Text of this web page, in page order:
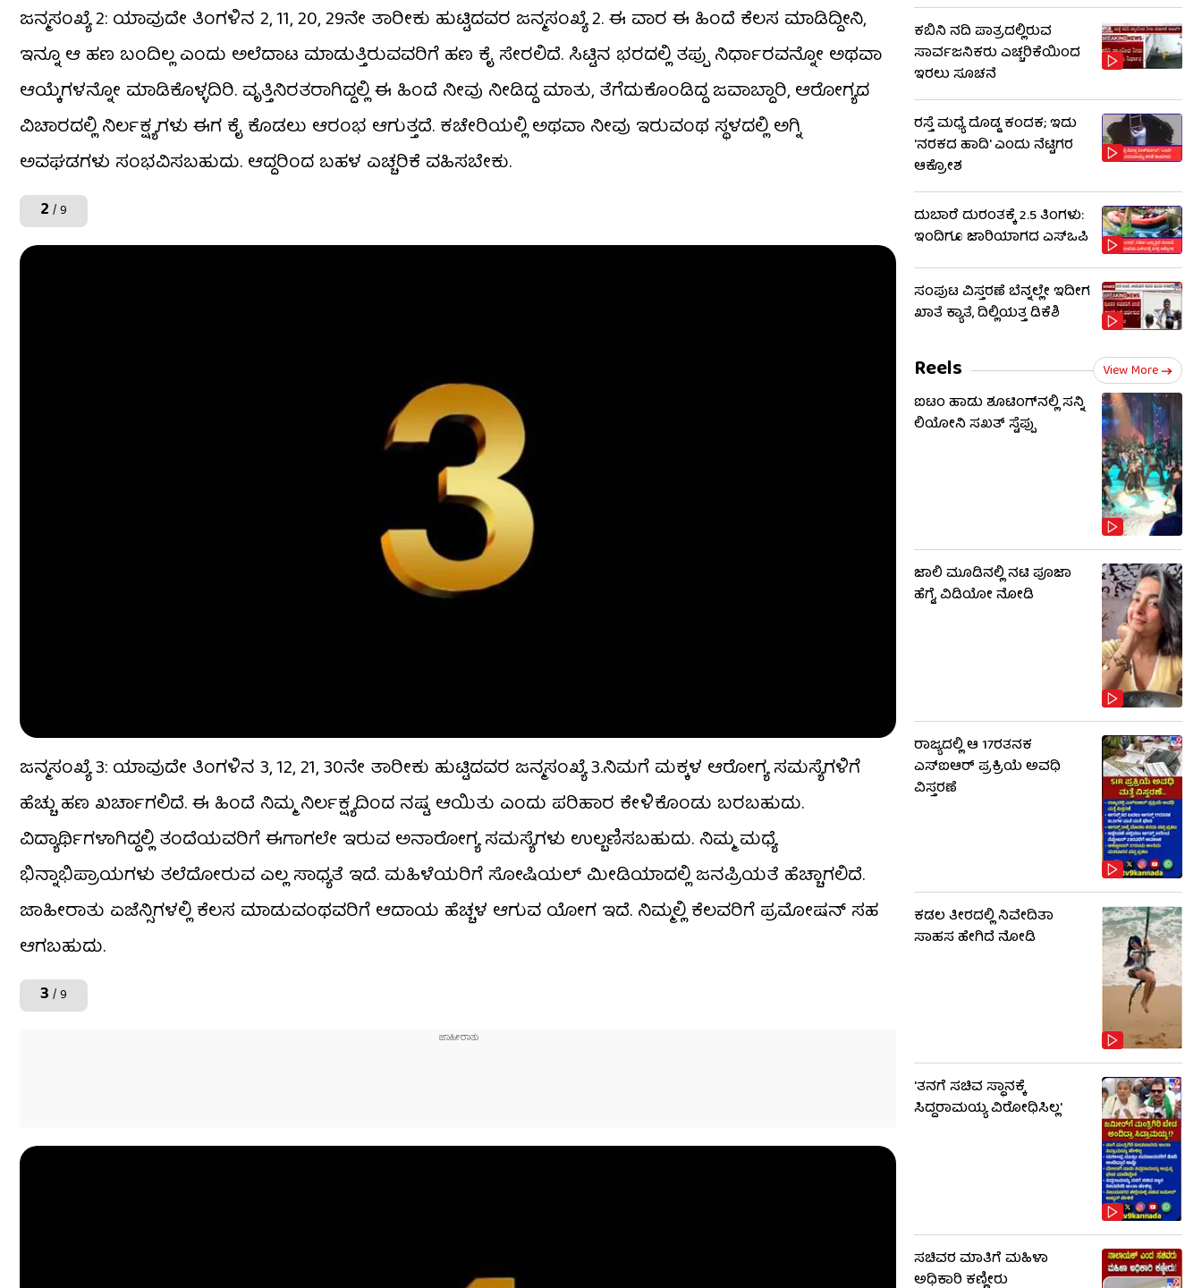
ಜನ್ಮಸಂಖ್ಯೆ 2: ಯಾವುದೇ ತಿಂಗಳಿನ 2, 11, 20, 29ನೇ ತಾರೀಕು ಹುಟ್ಟಿದವರ ಜನ್ಮಸಂಖ್ಯೆ 2. ಈ ವಾರ ಈ ಹಿಂದೆ ಕೆಲಸ ಮಾಡಿದ್ದೀನಿ,
ಇನ್ನೂ ಆ ಹಣ ಬಂದಿಲ್ಲ ಎಂದು ಅಲೆದಾಟ ಮಾಡುತ್ತಿರುವವರಿಗೆ ಹಣ ಕೈ ಸೇರಲಿದೆ. ಸಿಟ್ಟಿನ ಭರದಲ್ಲಿ ತಪ್ಪು ನಿರ್ಧಾರವನ್ನೋ ಅಥವಾ
ಆಯ್ಕೆಗಳನ್ನೋ ಮಾಡಿಕೊಳ್ಳದಿರಿ. ವೃತ್ತಿನಿರತರಾಗಿದ್ದಲ್ಲಿ ಈ ಹಿಂದೆ ನೀವು ನೀಡಿದ್ದ ಮಾತು, ತೆಗೆದುಕೊಂಡಿದ್ದ ಜವಾಬ್ದಾರಿ, ಆರೋಗ್ಯದ
ವಿಚಾರದಲ್ಲಿ ನಿರ್ಲಕ್ಷ್ಯಗಳು ಈಗ ಕೈ ಕೊಡಲು ಆರಂಭ ಆಗುತ್ತದೆ. ಕಚೇರಿಯಲ್ಲಿ ಅಥವಾ ನೀವು ಇರುವಂಥ ಸ್ಥಳದಲ್ಲಿ ಅಗ್ನಿ
ಅವಘಡಗಳು ಸಂಭವಿಸಬಹುದು. ಆದ್ದರಿಂದ ಬಹಳ ಎಚ್ಚರಿಕೆ ವಹಿಸಬೇಕು.
2 / 9
ಜನ್ಮಸಂಖ್ಯೆ 3: ಯಾವುದೇ ತಿಂಗಳಿನ 3, 12, 21, 30ನೇ ತಾರೀಕು ಹುಟ್ಟಿದವರ ಜನ್ಮಸಂಖ್ಯೆ 3.ನಿಮಗೆ ಮಕ್ಕಳ ಆರೋಗ್ಯ ಸಮಸ್ಯೆಗಳಿಗೆ
ಹೆಚ್ಚು ಹಣ ಖರ್ಚಾಗಲಿದೆ. ಈ ಹಿಂದೆ ನಿಮ್ಮ ನಿರ್ಲಕ್ಷ್ಯದಿಂದ ನಷ್ಟ ಆಯಿತು ಎಂದು ಪರಿಹಾರ ಕೇಳಿಕೊಂಡು ಬರಬಹುದು.
ವಿದ್ಯಾರ್ಥಿಗಳಾಗಿದ್ದಲ್ಲಿ ತಂದೆಯವರಿಗೆ ಈಗಾಗಲೇ ಇರುವ ಅನಾರೋಗ್ಯ ಸಮಸ್ಯೆಗಳು ಉಲ್ಬಣಿಸಬಹುದು. ನಿಮ್ಮ ಮಧ್ಯೆ
ಭಿನ್ನಾಭಿಪ್ರಾಯಗಳು ತಲೆದೋರುವ ಎಲ್ಲ ಸಾಧ್ಯತೆ ಇದೆ. ಮಹಿಳೆಯರಿಗೆ ಸೋಷಿಯಲ್ ಮೀಡಿಯಾದಲ್ಲಿ ಜನಪ್ರಿಯತೆ ಹೆಚ್ಚಾಗಲಿದೆ.
ಜಾಹೀರಾತು ಏಜೆನ್ಸಿಗಳಲ್ಲಿ ಕೆಲಸ ಮಾಡುವಂಥವರಿಗೆ ಆದಾಯ ಹೆಚ್ಚಳ ಆಗುವ ಯೋಗ ಇದೆ. ನಿಮ್ಮಲ್ಲಿ ಕೆಲವರಿಗೆ ಪ್ರಮೋಷನ್ ಸಹ
ಆಗಬಹುದು.
3 / 9
ಕಬಿನಿ ನದಿ ಪಾತ್ರದಲ್ಲಿರುವ
ಸಾರ್ವಜನಿಕರು ಎಚ್ಚರಿಕೆಯಿಂದ
ಇರಲು ಸೂಚನೆ
ರಸ್ತೆ ಮಧ್ಯೆ ದೊಡ್ಡ ಕಂದಕ; ಇದು
'ನರಕದ ಹಾದಿ' ಎಂದು ನೆಟ್ಟಿಗರ
ಆಕ್ರೋಶ
ದುಬಾರೆ ದುರಂತಕ್ಕೆ 2.5 ತಿಂಗಳು:
ಇಂದಿಗೂ ಜಾರಿಯಾಗದ ಎಸ್‌ಒಪಿ
ಸಂಪುಟ ವಿಸ್ತರಣೆ ಬೆನ್ನಲ್ಲೇ ಇದೀಗ
ಖಾತೆ ಕ್ಯಾತೆ, ದಿಲ್ಲಿಯತ್ತ ಡಿಕೆಶಿ
Reels View More
ಐಟಂ ಹಾಡು ಶೂಟಿಂಗ್​​ನಲ್ಲಿ ಸನ್ನಿ
ಲಿಯೋನಿ ಸಖತ್ ಸ್ಟೆಪ್ಪು
ಜಾಲಿ ಮೂಡಿನಲ್ಲಿ ನಟಿ ಪೂಜಾ
ಹೆಗ್ಡೆ, ವಿಡಿಯೋ ನೋಡಿ
ರಾಜ್ಯದಲ್ಲಿ ಆ 17ರತನಕ
ಎಸ್‌ಐಆರ್ ಪ್ರಕ್ರಿಯೆ ಅವಧಿ
ವಿಸ್ತರಣೆ
ಕಡಲ ತೀರದಲ್ಲಿ ನಿವೇದಿತಾ
ಸಾಹಸ ಹೇಗಿದೆ ನೋಡಿ
'ತನಗೆ ಸಚಿವ ಸ್ಥಾನಕ್ಕೆ
ಸಿದ್ದರಾಮಯ್ಯ ವಿರೋಧಿಸಿಲ್ಲ'
ಸಚಿವರ ಮಾತಿಗೆ ಮಹಿಳಾ
ಅಧಿಕಾರಿ ಕಣ್ಣೀರು